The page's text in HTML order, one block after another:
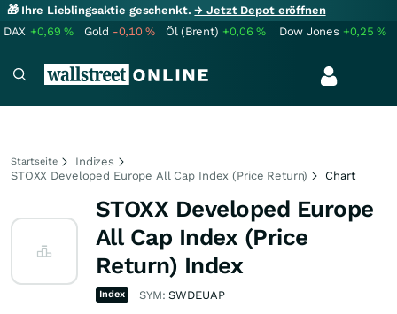
🎁 Ihre Lieblingsaktie geschenkt.→ Jetzt Depot eröffnen
DAX +0,69% Gold -0,10% Öl (Brent) +0,06% Dow Jones +0,25%
Startseite
Indizes
STOXX Developed Europe All Cap Index (Price Return)
Chart
STOXX Developed Europe
All Cap Index (Price
Return) Index
Index SYM:SWDEUAP